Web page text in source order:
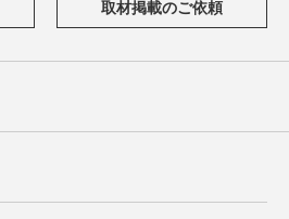
取材掲載のご依頼